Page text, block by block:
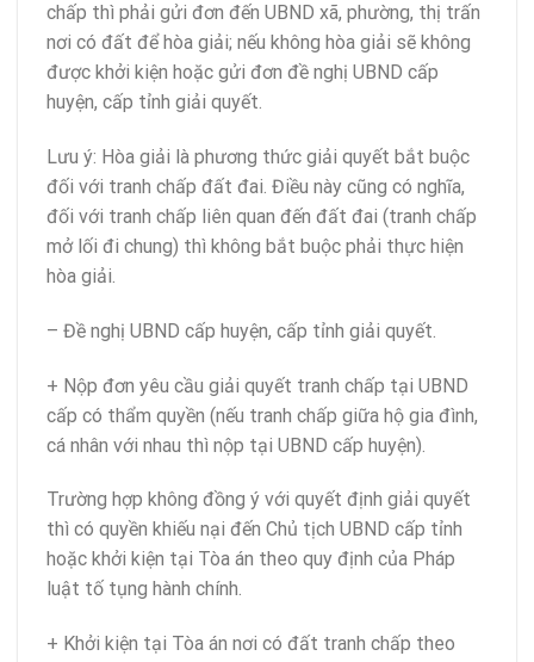
chấp thì phải gửi đơn đến UBND xã, phường, thị trấn
nơi có đất để hòa giải; nếu không hòa giải sẽ không
được khởi kiện hoặc gửi đơn đề nghị UBND cấp
huyện, cấp tỉnh giải quyết.
Lưu ý: Hòa giải là phương thức giải quyết bắt buộc
đối với tranh chấp đất đai. Điều này cũng có nghĩa,
đối với tranh chấp liên quan đến đất đai (tranh chấp
mở lối đi chung) thì không bắt buộc phải thực hiện
hòa giải.
– Đề nghị UBND cấp huyện, cấp tỉnh giải quyết.
+ Nộp đơn yêu cầu giải quyết tranh chấp tại UBND
cấp có thẩm quyền (nếu tranh chấp giữa hộ gia đình,
cá nhân với nhau thì nộp tại UBND cấp huyện).
Trường hợp không đồng ý với quyết định giải quyết
thì có quyền khiếu nại đến Chủ tịch UBND cấp tỉnh
hoặc khởi kiện tại Tòa án theo quy định của Pháp
luật tố tụng hành chính.
+ Khởi kiện tại Tòa án nơi có đất tranh chấp theo